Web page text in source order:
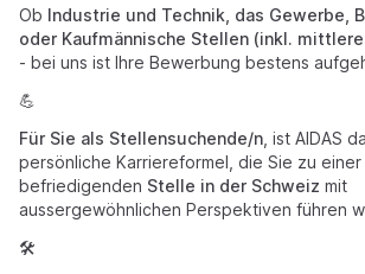
Ob Industrie und Technik, das Gewerbe,
oder Kaufmännische Stellen (inkl.
- bei uns ist Ihre Bewerbung bestens
💪
Für Sie als Stellensuchende/n , ist AIDAS
persönliche Karriereformel, die Sie zu einer
befriedigenden Stelle in der Schweiz mit
aussergewöhnlichen Perspektiven führen
🛠